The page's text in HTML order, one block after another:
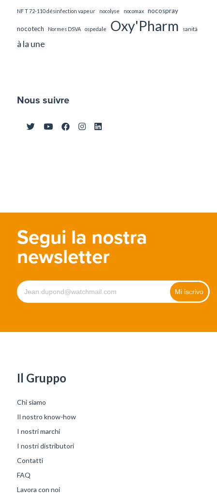
NF T 72-110 désinfection vapeur nocolyse nocomax nocospray
nocotech Normes DSVA ospedale Oxy'Pharm sanità
à la une
Nous suivre
Segui la nostra
newsletter
Il Gruppo
Chi siamo
Il nostro know-how
I nostri marchi
I nostri distributori
Contatti
FAQ
Lavora con noi